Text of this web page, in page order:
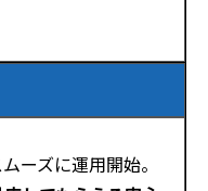
ーズに運用開始。